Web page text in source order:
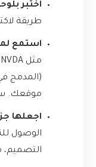
اختبر
طريقة
استمع
(المدمج
موقعك.
اجعلها
الوصول
التصميم،